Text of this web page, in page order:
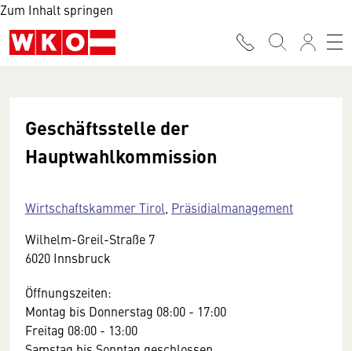
Zum Inhalt springen
Geschäftsstelle der
Hauptwahlkommission
Wirtschaftskammer Tirol Präsidialmanagement
Wilhelm-Greil-Straße 7
6020 Innsbruck
Öffnungszeiten:
Montag bis Donnerstag 08:00 - 17:00
Freitag 08:00 - 13:00